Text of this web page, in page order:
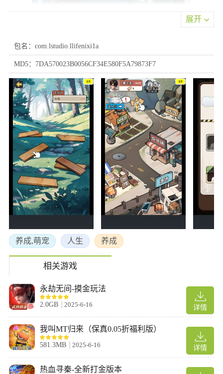
2.先过剧情。
展开
包名：com.lstudio.llifenixi1a
MD5：7DA570023B0056CF34E580F5A79873F7
养成,萌宠 人生 养成
相关游戏
详情
永劫无间-摸金玩法
2.0GB 2025-6-16
详情
我叫MT归来（保真0.05折福利版）
581.3MB 2025-6-16
热血寻秦-全新打金版本